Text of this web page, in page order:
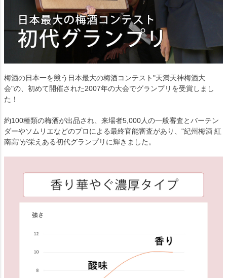
梅酒の日本一を競う日本最大の梅酒コンテスト"天満天神梅酒大
会"の、初めて開催された2007年の大会でグランプリを受賞しまし
た！
約100種類の梅酒が出品され、来場者5,000人の一般審査とバーテン
ダーやソムリエなどのプロによる最終官能審査があり、"紀州梅酒 紅
南高"が栄えある初代グランプリに輝きました。